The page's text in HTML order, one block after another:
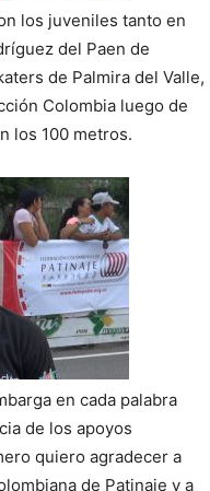
los juveniles tanto en
del Paen de
de Palmira del Valle,
Colombia luego de
los 100 metros.
en cada palabra
de los apoyos
quiero agradecer a
de Patinaje y a